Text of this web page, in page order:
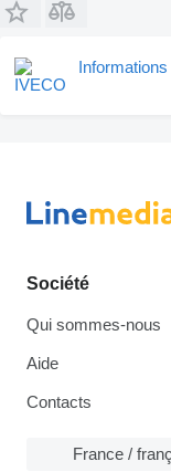
Société
Qui sommes-nous
Aide
Contacts
France /